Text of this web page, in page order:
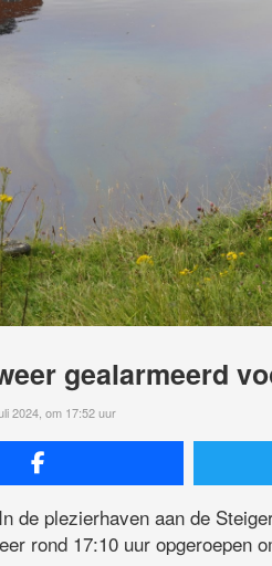
gealarmeerd
2024, om 17:52 uur
de plezierhaven aan de
rond 17:10 uur opgeroepen